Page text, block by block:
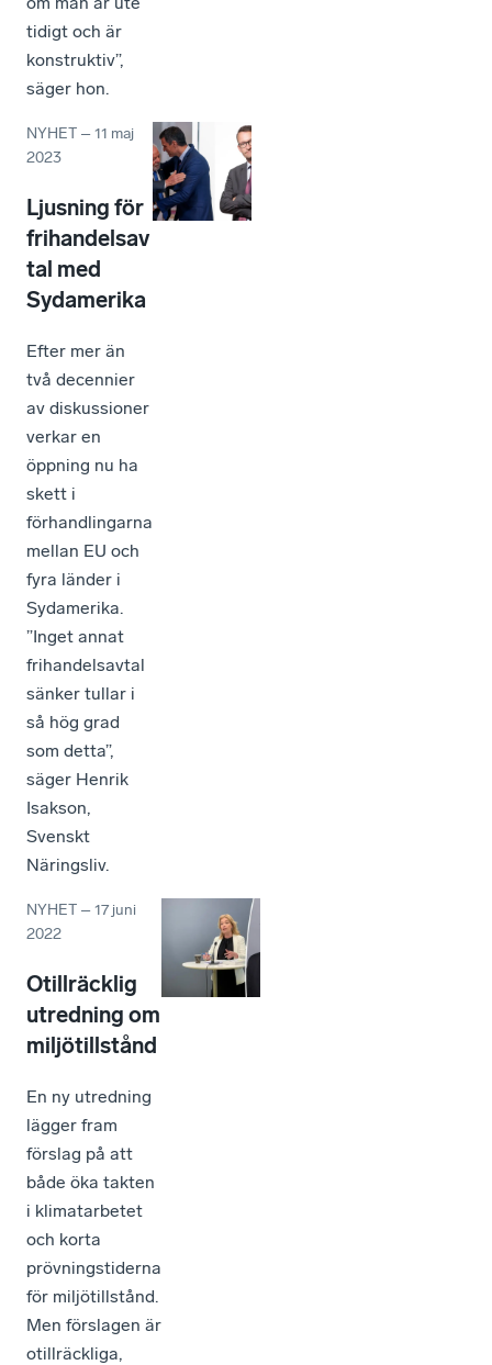
tidigt och är
konstruktiv”,
säger hon.
NYHET –11 maj
2023
Ljusning för
frihandelsav
tal med
Sydamerika
Efter mer än
två decennier
av diskussioner
verkar en
öppning nu ha
skett i
förhandlingarna
mellan EU och
fyra länder i
Sydamerika.
”Inget annat
frihandelsavtal
sänker tullar i
så hög grad
som detta”,
säger Henrik
Isakson,
Svenskt
Näringsliv.
NYHET –17 juni
2022
Otillräcklig
utredning om
miljötillstånd
En ny utredning
lägger fram
förslag på att
både öka takten
i klimatarbetet
och korta
prövningstiderna
för miljötillstånd.
Men förslagen är
otillräckliga,